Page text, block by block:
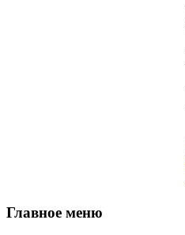
Главное меню